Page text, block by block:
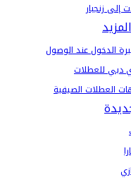
إلى زنجبار
الدخول عند الوصول
دبي للعطلات
العطلات الصيفية